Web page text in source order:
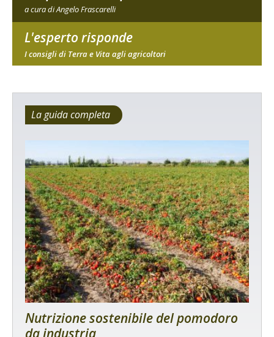
a cura di Angelo Frascarelli
L'esperto risponde
I consigli di Terra e Vita agli agricoltori
La guida completa
Nutrizione sostenibile del pomodoro
da industria